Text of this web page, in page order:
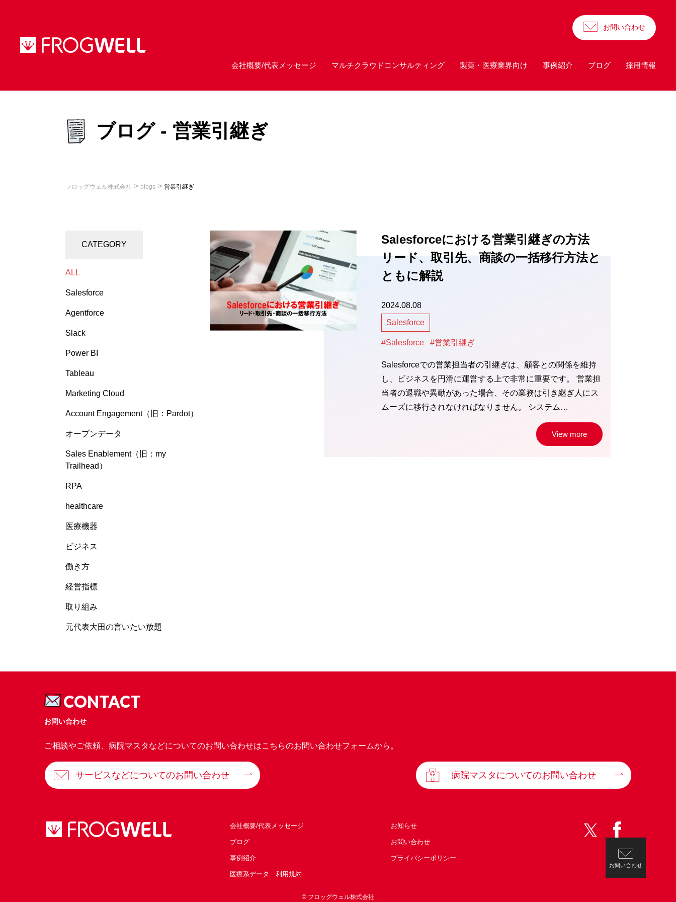
お問い合わせ
会社概要/代表メッセージ マルチクラウドコンサルティング 製薬・医療業界向け 事例紹介 ブログ 採用情報
ブログ - 営業引継ぎ
フロッグウェル株式会社 > blogs > 営業引継ぎ
CATEGORY
ALL
Salesforce
Agentforce
Slack
Power BI
Tableau
Marketing Cloud
Account Engagement（旧：Pardot）
オープンデータ
Sales Enablement（旧：my
Trailhead）
RPA
healthcare
医療機器
ビジネス
働き方
経営指標
取り組み
元代表大田の言いたい放題
Salesforceにおける営業引継ぎの方法
リード、取引先、商談の一括移行方法と
ともに解説
2024.08.08
Salesforce
#Salesforce #営業引継ぎ
Salesforceでの営業担当者の引継ぎは、顧客との関係を維持
し、ビジネスを円滑に運営する上で非常に重要です。 営業担
当者の退職や異動があった場合、その業務は引き継ぎ人にス
ムーズに移行されなければなりません。 システム…
View more
CONTACT
お問い合わせ
ご相談やご依頼、病院マスタなどについてのお問い合わせはこちらのお問い合わせフォームから。
サービスなどについてのお問い合わせ 病院マスタについてのお問い合わせ
会社概要/代表メッセージ お知らせ
ブログ お問い合わせ
事例紹介 プライバシーポリシー
医療系データ 利用規約
© フロッグウェル株式会社
お問い合わせ